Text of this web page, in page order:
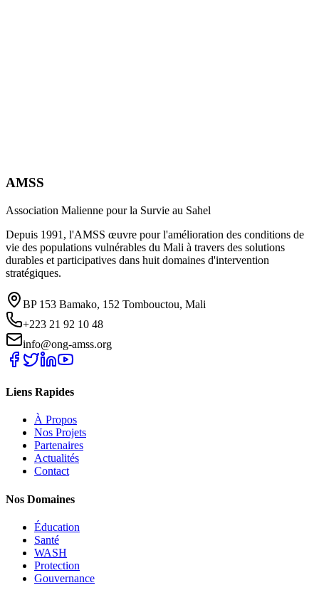
AMSS
Association Malienne pour la Survie au Sahel
Depuis 1991, l'AMSS œuvre pour l'amélioration des conditions de
vie des populations vulnérables du Mali à travers des solutions
durables et participatives dans huit domaines d'intervention
stratégiques.
BP 153 Bamako, 152 Tombouctou, Mali
+223 21 92 10 48
info@ong-amss.org
Liens Rapides
À Propos
Nos Projets
Partenaires
Actualités
Contact
Nos Domaines
Éducation
Santé
WASH
Protection
Gouvernance